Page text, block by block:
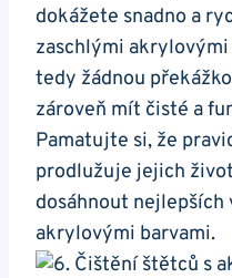
dokážete snadno a
zaschlými
tedy žádnou
zároveň mít čisté a
Pamatujte si, ⁢že
prodlužuje jejich
dosáhnout
akrylovými barvami.